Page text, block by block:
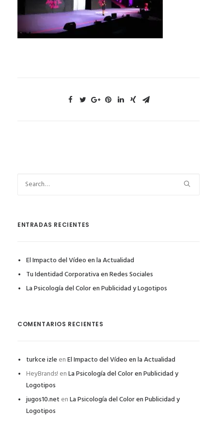
ENTRADAS RECIENTES
El Impacto del Vídeo en la Actualidad
Tu Identidad Corporativa en Redes Sociales
La Psicología del Color en Publicidad y Logotipos
COMENTARIOS RECIENTES
turkce izle enEl Impacto del Vídeo en la Actualidad
HeyBrands! enLa Psicología del Color en Publicidad y
Logotipos
jugos10.net enLa Psicología del Color en Publicidad y
Logotipos